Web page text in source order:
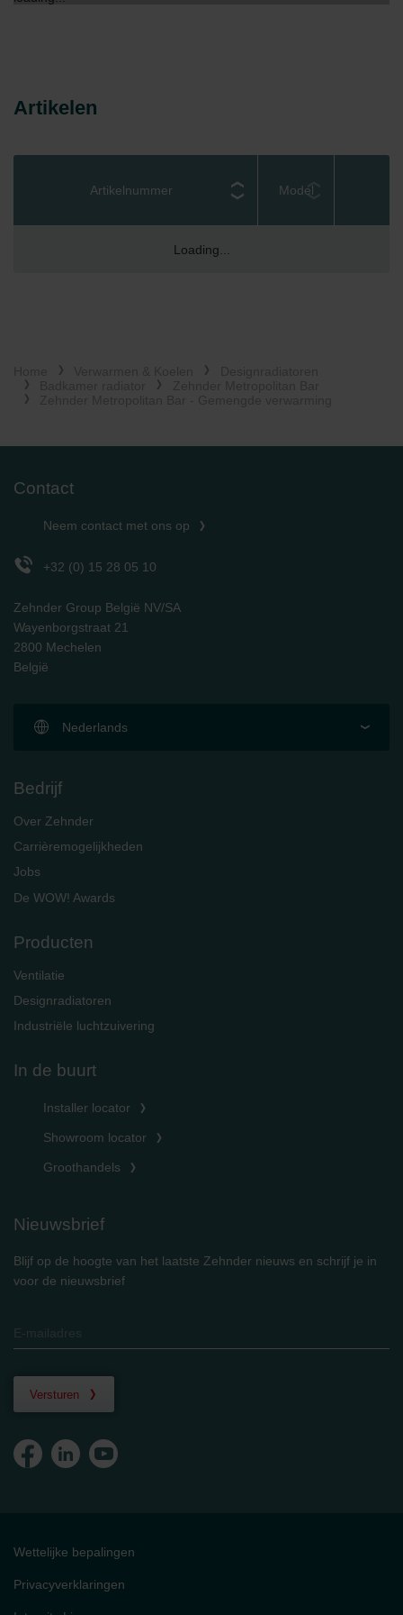
Artikelen
Artikelnummer Model
Loading...
Contact
Neem contact met ons op
+32 (0) 15 28 05 10
Zehnder Group België NV/SA
Wayenborgstraat 21
2800 Mechelen
België
Nederlands
Bedrijf
Over Zehnder
Carrièremogelijkheden
Jobs
De WOW! Awards
Producten
Ventilatie
Designradiatoren
Industriële luchtzuivering
In de buurt
Installer locator
Showroom locator
Groothandels
Nieuwsbrief
Blijf op de hoogte van het laatste Zehnder nieuws en schrijf je in
voor de nieuwsbrief
Versturen
Wettelijke bepalingen
Privacyverklaringen